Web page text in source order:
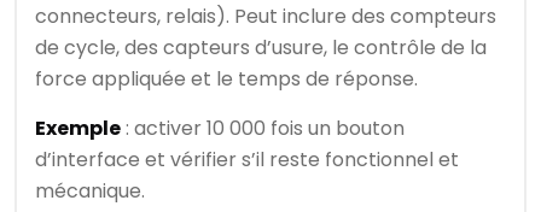
connecteurs, relais). Peut inclure des compteurs
de cycle, des capteurs d’usure, le contrôle de la
force appliquée et le temps de réponse.
Exemple: activer 10 000 fois un bouton
d’interface et vérifier s’il reste fonctionnel et
mécanique.